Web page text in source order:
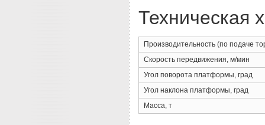
Техническая
Производительность (по подаче
Скорость передвижения, м/мин
Угол поворота платформы, град
Угол наклона платформы, град
Масса, т